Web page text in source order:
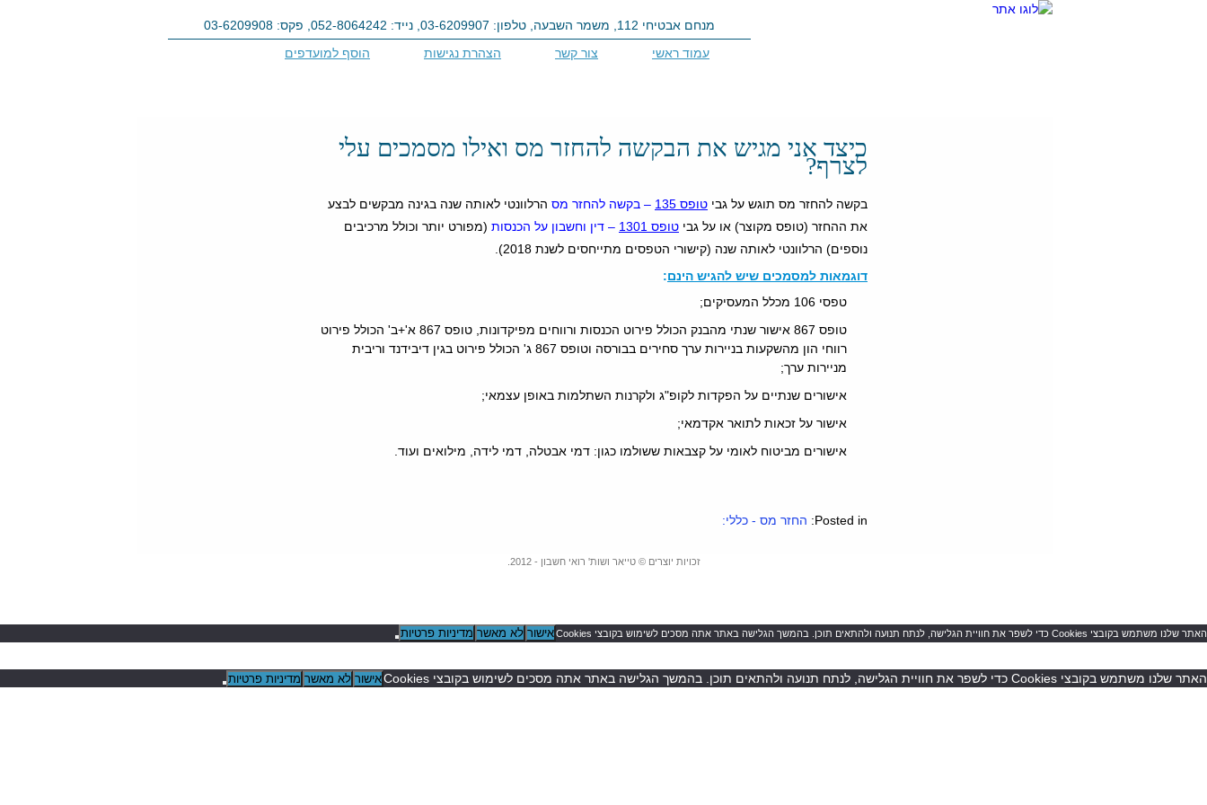
מנחם אבטיחי 112, משמר השבעה, טלפון: 03-6209907, נייד: 052-8064242, פקס: 03-6209908
עמוד ראשי
צור קשר הצהרת נגישות הוסף למועדפים
כיצד אני מגיש את הבקשה להחזר מס ואילו מסמכים עלי
לצרף?
בקשה להחזר מס תוגש על גבי טופס 135 – בקשה להחזר מס הרלוונטי לאותה שנה בגינה מבקשים לבצע
את ההחזר (טופס מקוצר) או על גבי טופס 1301 – דין וחשבון על הכנסות (מפורט יותר וכולל מרכיבים
נוספים) הרלוונטי לאותה שנה (קישורי הטפסים מתייחסים לשנת 2018).
דוגמאות למסמכים שיש להגיש הינם:
טפסי 106 מכלל המעסיקים;
טופס 867 אישור שנתי מהבנק הכולל פירוט הכנסות ורווחים מפיקדונות, טופס 867 א'+ב' הכולל פירוט
רווחי הון מהשקעות בניירות ערך סחירים בבורסה וטופס 867 ג' הכולל פירוט בגין דיבידנד וריבית
מניירות ערך;
אישורים שנתיים על הפקדות לקופ"ג ולקרנות השתלמות באופן עצמאי;
אישור על זכאות לתואר אקדמאי;
אישורים מביטוח לאומי על קצבאות ששולמו כגון: דמי אבטלה, דמי לידה, מילואים ועוד.
Posted in: החזר מס - כללי:
זכויות יוצרים ©טייאר ושות' רואי חשבון - 2012.
האתר שלנו משתמש בקובצי Cookies כדי לשפר את חוויית הגלישה, לנתח תנועה ולהתאים תוכן. בהמשך הגלישה באתר אתה מסכים לשימוש בקובצי Cookies אישור לא מאשר מדיניות פרטיות
האתר שלנו משתמש בקובצי Cookies כדי לשפר את חוויית הגלישה, לנתח תנועה ולהתאים תוכן. בהמשך הגלישה באתר אתה מסכים לשימוש בקובצי Cookies אישור לא מאשר מדיניות פרטיות